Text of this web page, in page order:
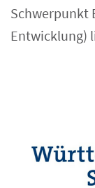
Schwerpunkt
Entwicklung)